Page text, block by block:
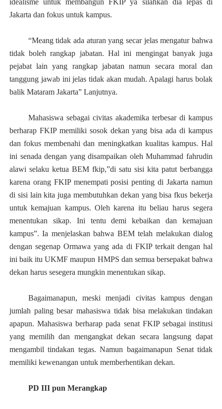
idealisme untuk membangun FKIP ya silahkan dia lepas di
Jakarta dan fokus untuk kampus.
“Meang tidak ada aturan yang secar jelas mengaturbahwa
tidak boleh rangkap jabatan. Hal ini mengingat banyak juga
pejabat lain yang rangkap jabatan namun secara moral dan
tanggung jawab ini jelas tidak akan mudah. Apalagi harus bolak
balik Mataram Jakarta” Lanjutnya.
Mahasiswa sebagai civitas akademika terbesar di kampus
berharap FKIP memiliki sosok dekan yang bisa ada di kampus
dan fokus membenahi dan meningkatkan kualitas kampus. Hal
ini senada dengan yang disampaikan oleh Muhammad fahrudin
alawi selaku ketua BEM fkip,”di satu sisi kita patut berbangga
karena orang FKIP menempati posisi penting di Jakarta namun
di sisi lain kita juga membutuhkan dekan yang bisa fkus bekerja
untuk kemajuan kampus. Oleh karena itu beliau harus segera
menentukan sikap. Ini tentu demi kebaikan dan kemajuan
kampus”. Ia menjelaskan bahwa BEM telah melakukan dialog
dengan segenap Ormawa yang ada di FKIP terkait dengan hal
ini baik itu UKMF maupun HMPS dan semua bersepakat bahwa
dekan harus sesegera mungkin menentukan sikap.
Bagaimanapun, meski menjadi civitas kampus dengan
jumlah paling besar mahasiswa tidak bisa melakukan tindakan
apapun. Mahasiswa berharap pada senat FKIP sebagai institusi
yang memilih dan mengangkat dekan secara langsung dapat
mengambil tindakan tegas. Namun bagaimanapun Senat tidak
memiliki kewenangan untuk memberhentikan dekan.
PD III pun Merangkap